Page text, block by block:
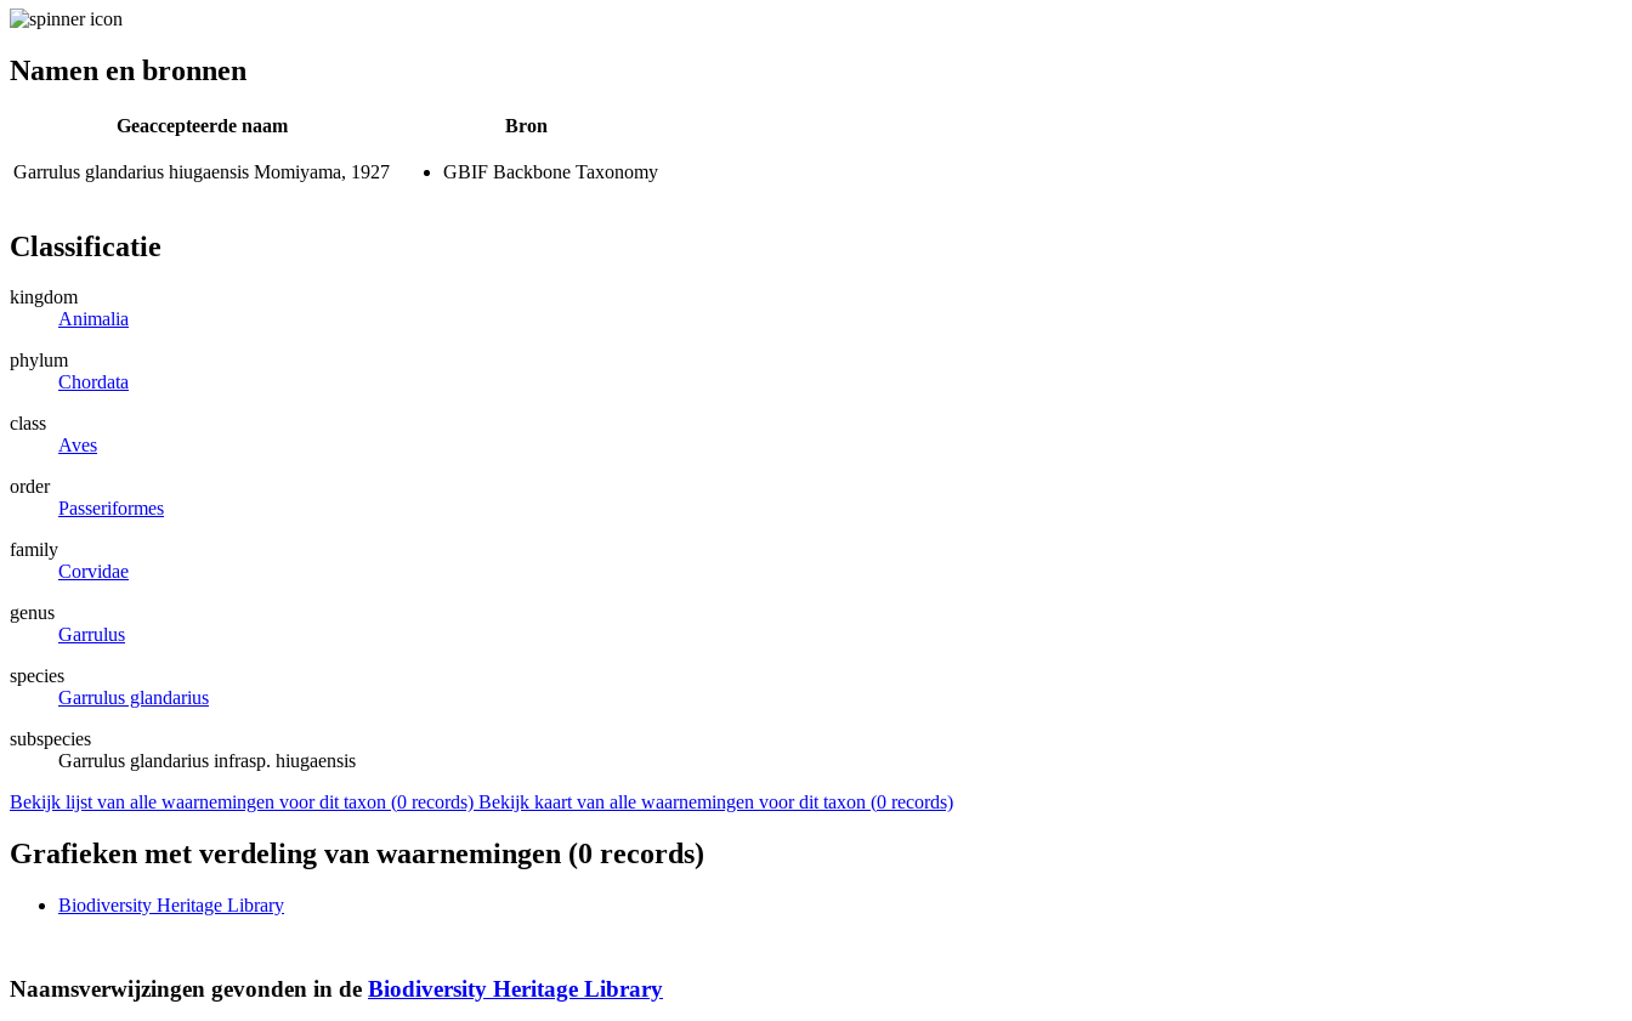
Namen en bronnen
Geaccepteerde naam Bron
Garrulus glandarius hiugaensis Momiyama, 1927 GBIF Backbone Taxonomy
Classificatie
kingdom
Animalia
phylum
Chordata
class
Aves
order
Passeriformes
family
Corvidae
genus
Garrulus
species
Garrulus glandarius
subspecies
Garrulus glandarius infrasp. hiugaensis
Bekijk lijst van alle waarnemingen voor dit taxon (0 records) Bekijk kaart van alle waarnemingen voor dit taxon (0 records)
Grafieken met verdeling van waarnemingen (0 records)
Biodiversity Heritage Library
Naamsverwijzingen gevonden in de Biodiversity Heritage Library